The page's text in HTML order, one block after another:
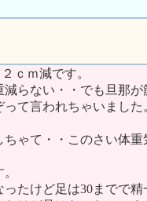
ｃｍ減です。
らない・・でも旦那
て言われちゃいまし
ゃて・・このさい体
たけど足は30までで精